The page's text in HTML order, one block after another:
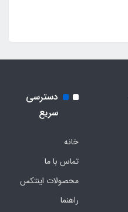
دسترسی
سریع
خانه
تماس با ما
محصولات اینتکس
راهنما